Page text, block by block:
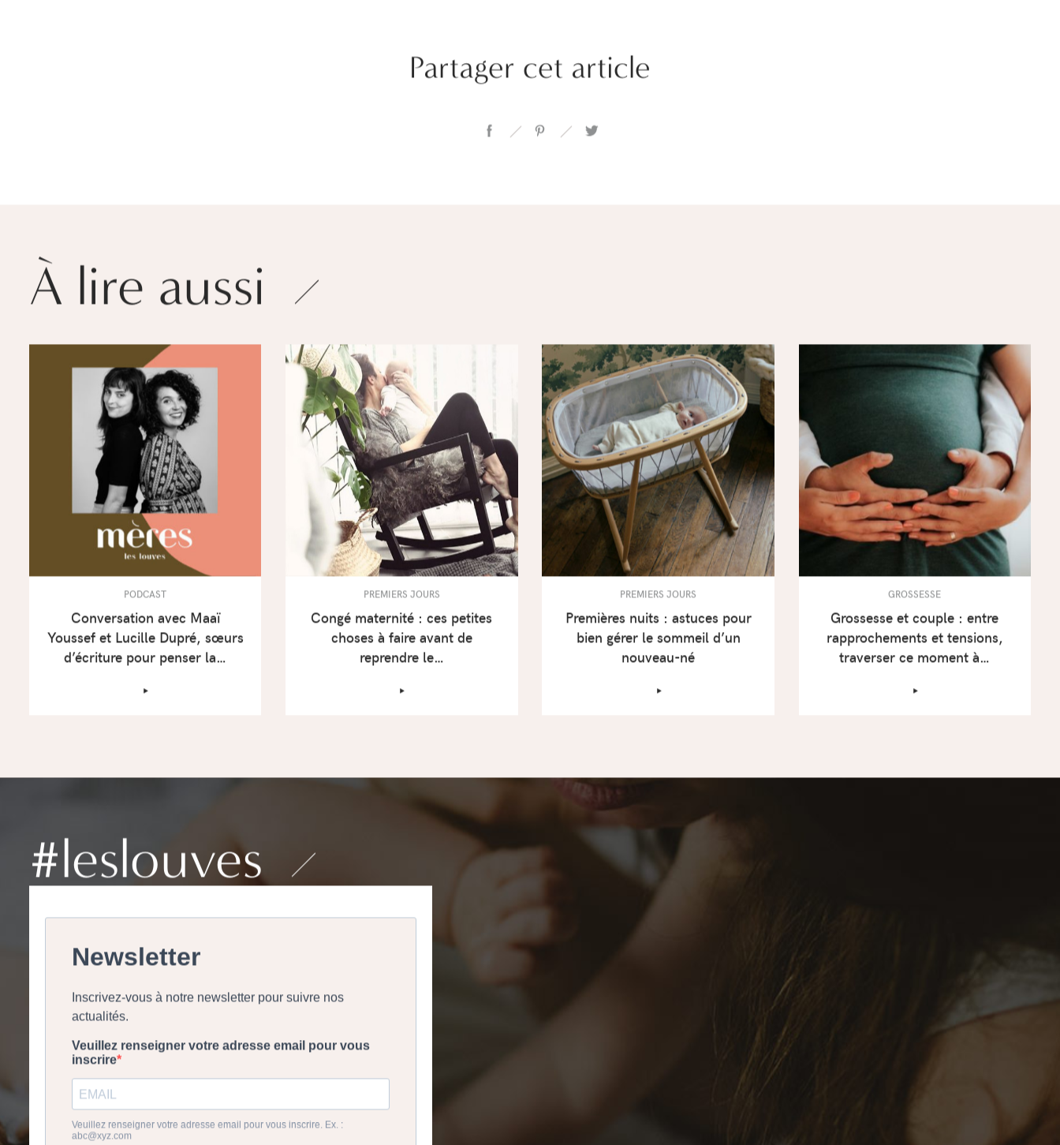
Partager cet article
À lire aussi
PODCAST
Conversation avec Maaï
Youssef et Lucille Dupré, sœurs
d’écriture pour penser la…
‣
PREMIERS JOURS
Congé maternité : ces petites
choses à faire avant de
reprendre le…
‣
PREMIERS JOURS
Premières nuits : astuces pour
bien gérer le sommeil d’un
nouveau-né
‣
GROSSESSE
Grossesse et couple : entre
rapprochements et tensions,
traverser ce moment à…
‣
#leslouves